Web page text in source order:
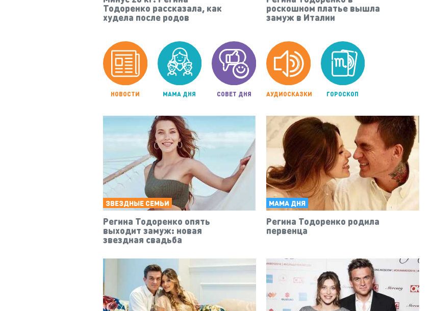
Тодоренко рассказала, как
худела после родов
роскошном платье вышла
замуж в Италии
НОВОСТИ МАМА ДНЯ СОВЕТ ДНЯ АУДИОСКАЗКИ ГОРОСКОП
ЗВЕЗДНЫЕ СЕМЬИ
Регина Тодоренко опять
выходит замуж: новая
звездная свадьба
МАМА ДНЯ
Регина Тодоренко родила
первенца